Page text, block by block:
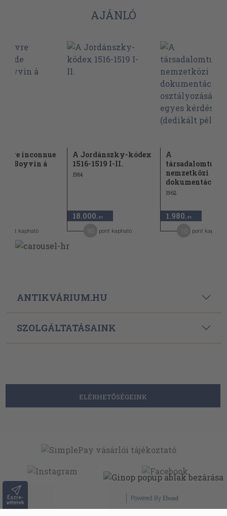
Észre-
vételek
AJÁNLÓ
inconnue
Boyvin á
pont kapható
A Jordánszky-kódex
1516-1519 I-II.
1984
18.000 ,-Ft
pont kapható
A
nemzetközi
1962
1.980 ,-Ft
pont kapható
ANTIKVÁRIUM.HU
SZOLGÁLTATÁSAINK
ELÉRHETŐSÉGEINK
Powered By Ebond